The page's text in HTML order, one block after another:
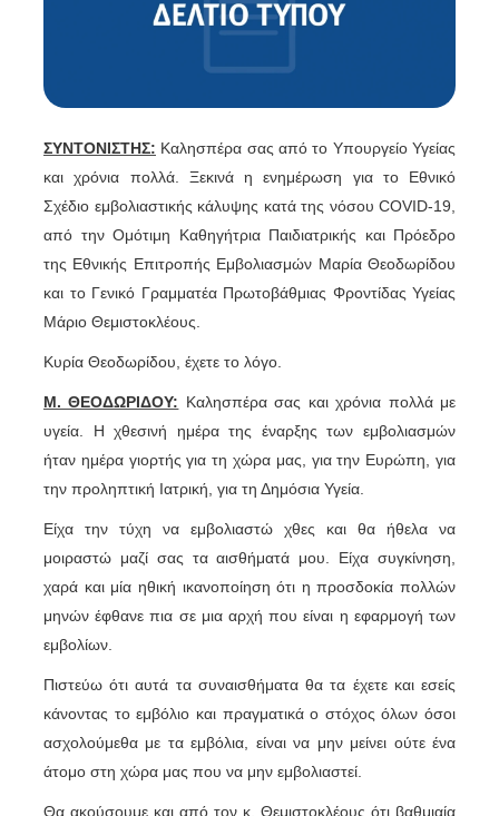
ΣΥΝΤΟΝΙΣΤΗΣ: Καλησπέρα σας από το Υπουργείο Υγείας
και χρόνια πολλά. Ξεκινά η ενημέρωση για το Εθνικό
Σχέδιο εμβολιαστικής κάλυψης κατά της νόσου COVID-19,
από την Ομότιμη Καθηγήτρια Παιδιατρικής και Πρόεδρο
της Εθνικής Επιτροπής Εμβολιασμών Μαρία Θεοδωρίδου
και το Γενικό Γραμματέα Πρωτοβάθμιας Φροντίδας Υγείας
Μάριο Θεμιστοκλέους.
Κυρία Θεοδωρίδου, έχετε το λόγο.
Μ. ΘΕΟΔΩΡΙΔΟΥ: Καλησπέρα σας και χρόνια πολλά με
υγεία. Η χθεσινή ημέρα της έναρξης των εμβολιασμών
ήταν ημέρα γιορτής για τη χώρα μας, για την Ευρώπη, για
την προληπτική Ιατρική, για τη Δημόσια Υγεία.
Είχα την τύχη να εμβολιαστώ χθες και θα ήθελα να
μοιραστώ μαζί σας τα αισθήματά μου. Είχα συγκίνηση,
χαρά και μία ηθική ικανοποίηση ότι η προσδοκία πολλών
μηνών έφθανε πια σε μια αρχή που είναι η εφαρμογή των
εμβολίων.
Πιστεύω ότι αυτά τα συναισθήματα θα τα έχετε και εσείς
κάνοντας το εμβόλιο και πραγματικά ο στόχος όλων όσοι
ασχολούμεθα με τα εμβόλια, είναι να μην μείνει ούτε ένα
άτομο στη χώρα μας που να μην εμβολιαστεί.
Θα ακούσουμε και από τον κ. Θεμιστοκλέους ότι βαθμιαία